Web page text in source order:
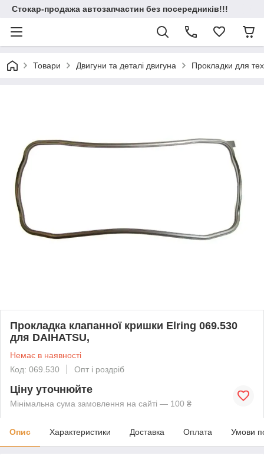
Стокар-продажа автозапчастин без посередників!!!
Товари Двигуни та деталі двигуна Прокладки для
Прокладка клапанної кришки Elring 069.530
для DAIHATSU,
Немає в наявності
Код: 069.530
Опт і роздріб
Ціну уточнюйте
Мінімальна сума замовлення на сайті — 100 ₴
Опис Характеристики Доставка Оплата Умови